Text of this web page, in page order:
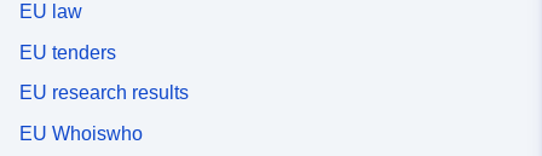
EU law
EU tenders
EU research results
EU Whoiswho